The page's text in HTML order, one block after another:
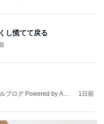
し慌てて戻る
ブログ Powered by Ame
1日前